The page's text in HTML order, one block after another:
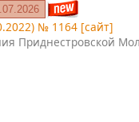
№ 1164 [сайт]
Приднестровской